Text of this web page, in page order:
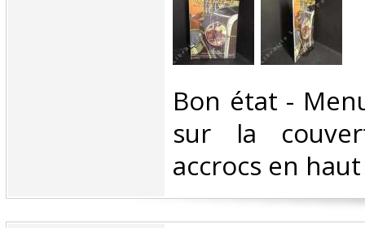
‎Bon état -
sur la
accrocs en